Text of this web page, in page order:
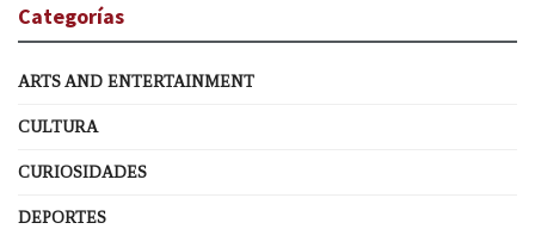
Categorías
ARTS AND ENTERTAINMENT
CULTURA
CURIOSIDADES
DEPORTES